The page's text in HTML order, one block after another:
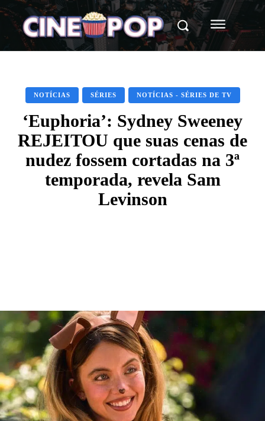
NOTÍCIAS SÉRIES NOTÍCIAS - SÉRIES DE TV
‘Euphoria’: Sydney Sweeney
REJEITOU que suas cenas de
nudez fossem cortadas na 3ª
temporada, revela Sam
Levinson